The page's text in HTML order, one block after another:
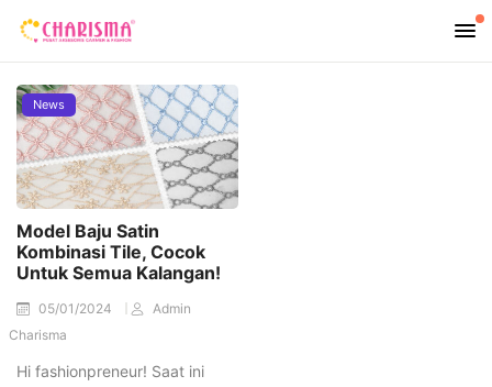
News
Model Baju Satin
Kombinasi Tile, Cocok
Untuk Semua Kalangan!
05/01/2024
Admin
Charisma
Hi fashionpreneur! Saat ini